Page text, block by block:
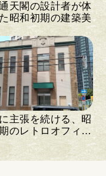
天閣の設計者が体
昭和初期の建築美
主張を続ける、昭
のレトロオフィス
ビル